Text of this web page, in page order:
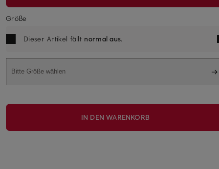
Größe
Dieser Artikel fällt normal aus.
Bitte Größe wählen
IN DEN WARENKORB